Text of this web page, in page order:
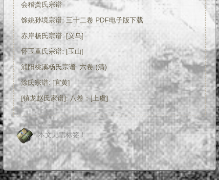
会稽龚氏宗谱
馀姚孙境宗谱: 三十二卷 PDF电子版下载
赤岸杨氏宗谱: [义乌]
怀玉童氏宗谱: [玉山]
浦阳桃溪杨氏宗谱: 六卷 (清)
涂氏宗谱: [宜黄]
[镇龙赵氏家谱]: 八卷：[上虞]
本文无需标签！